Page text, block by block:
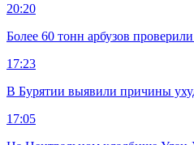
20:20
Более 60 тонн арбузов
17:23
В Бурятии выявили причины
17:05